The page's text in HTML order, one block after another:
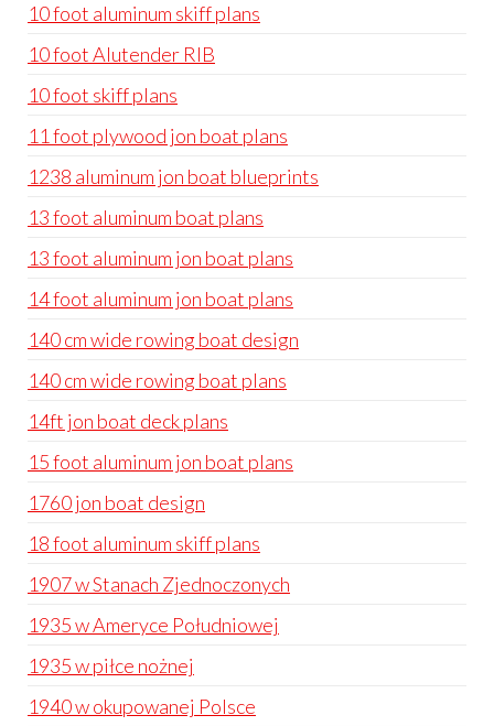
10 foot aluminum skiff plans
10 foot Alutender RIB
10 foot skiff plans
11 foot plywood jon boat plans
1238 aluminum jon boat blueprints
13 foot aluminum boat plans
13 foot aluminum jon boat plans
14 foot aluminum jon boat plans
140 cm wide rowing boat design
140 cm wide rowing boat plans
14ft jon boat deck plans
15 foot aluminum jon boat plans
1760 jon boat design
18 foot aluminum skiff plans
1907 w Stanach Zjednoczonych
1935 w Ameryce Południowej
1935 w piłce nożnej
1940 w okupowanej Polsce